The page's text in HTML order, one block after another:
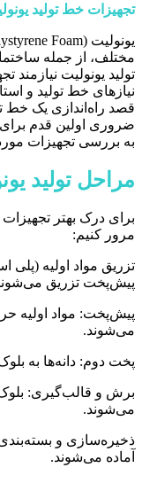
تجهیزات خط تولید
مختلف، از جمله
تولید یونولیت
نیازهای خط تولید و
قصد راه‌اندازی یک خط
ضروری اولین قدم
به بررسی تجهیزات مورد
مراحل تولید
برای درک بهتر تجهیزات
مرور کنیم:
تزریق مواد اولیه (پلی
پیش‌پخت تزریق
پیش‌پخت: مواد اولیه
می‌شوند.
پخت دوم: دانه‌ها به
برش و قالب‌گیری:
می‌شوند.
ذخیره‌سازی و
آماده می‌شوند.